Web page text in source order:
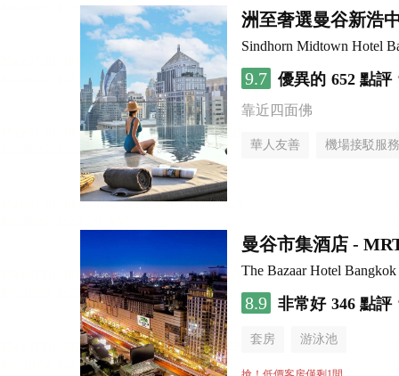
洲至奢選曼谷新浩
Sindhorn Midtown Hotel
9.7 優異的 652 點評
靠近四面佛
華人友善 機場接駁服務
曼谷市集酒店 -
The Bazaar Hotel
8.9 非常好 346 點評
套房 游泳池